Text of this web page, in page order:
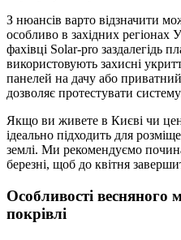
З нюансів варто відзначити
особливо в західних регіонах
фахівці Solar-pro заздалегідь
використовують захисні
панелей на дачу або
дозволяє протестувати
Якщо ви живете в Києві чи
ідеально підходить для
землі. Ми рекомендуємо
березні, щоб до квітня
Особливості весняного
покрівлі